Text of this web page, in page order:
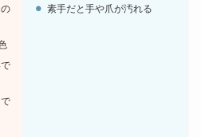
素手だと手や爪が汚れる